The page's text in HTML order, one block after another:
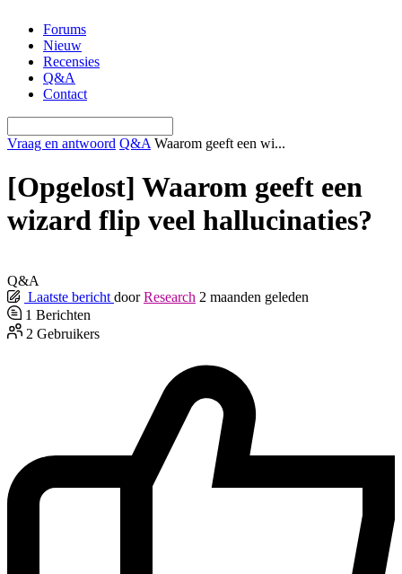
naar
inhoud
Forums
Nieuw
Recensies
Q&A
Contact
Vraag en antwoord Q&A Waarom geeft een wi...
[Opgelost] Waarom geeft een
wizard flip veel hallucinaties?
Q&A
Laatste bericht door Research 2 maanden geleden
1 Berichten
2 Gebruikers